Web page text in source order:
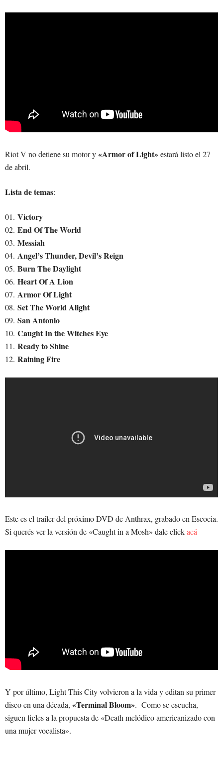
Riot V no detiene su motor y«Armor of Light»estará listo el 27
de abril.
Lista de temas:
01. Victory
02. End Of The World
03. Messiah
04. Angel’s Thunder, Devil’s Reign
05. Burn The Daylight
06. Heart Of A Lion
07. Armor Of Light
08. Set The World Alight
09. San Antonio
10. Caught In the Witches Eye
11. Ready to Shine
12. Raining Fire
Este es el trailer del próximo DVD de Anthrax, grabado en Escocia.
Si querés ver la versión de «Caught in a Mosh» dale clickacá
Y por último, Light This City volvieron a la vida y editan su primer
disco en una década, «Terminal Bloom». Como se escucha,
siguen fieles a la propuesta de «Death melódico americanizado con
una mujer vocalista».